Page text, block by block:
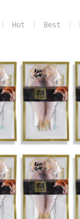
Hot Best